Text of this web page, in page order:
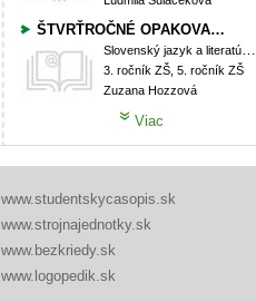
ŠTVRŤROČNÉ OPAKOVANIE ZO SLOVENSKÉHO JAZYKA PRE 5.doc
Slovenský jazyk a literatúra, Špeciálna pedagogika
3. ročník ZŠ, 5. ročník ZŠ
Zuzana Hozzová
Viac
www.studentskycasopis.sk
www.strojnajednotky.sk
www.bezkriedy.sk
www.logopedik.sk